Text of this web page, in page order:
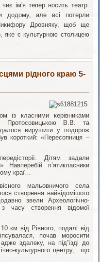
ім'я тепер носить театр.
додому, але всі потерли
Дровняку, щоб ще
яке є культурною столицею
рідного краю 5-
із класними керівниками
В.В. та
вирушити у подорож
короткий: «Пересопниця –
Дітям задали
п’ятикласники
краї…
мальовничого села
створення найвідомішого
звели Археологічно-
часу створення відомої
км від Рівного, подалі від
почав моросити
здалеку, на під’їзді до
культурного центру, що